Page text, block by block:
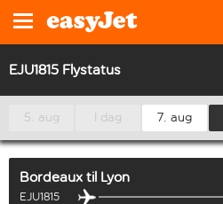
EJU1815 Flystatus
5. aug I dag 7. aug
Bordeaux til Lyon
EJU1815